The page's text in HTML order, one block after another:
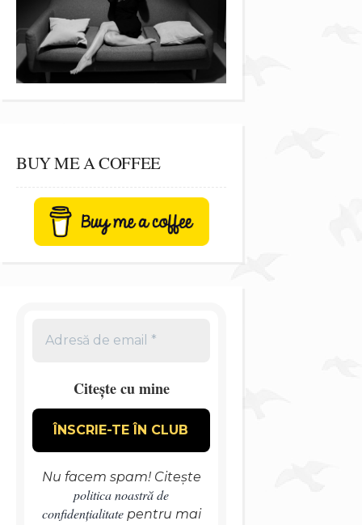
BUY ME A COFFEE
Citește cu mine
Nu facem spam! Citește
politica noastră de
confidențialitatepentru mai